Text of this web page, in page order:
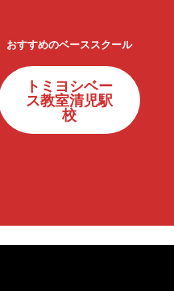
おすすめのベーススクール
トミヨシベー
ス教室清児駅
校